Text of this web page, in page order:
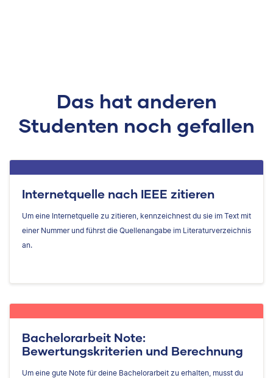
Das hat anderen
Studenten noch gefallen
Internetquelle nach IEEE zitieren
Um eine Internetquelle zu zitieren, kennzeichnest du sie im Text mit
einer Nummer und führst die Quellenangabe im Literaturverzeichnis
an.
Bachelorarbeit Note:
Bewertungskriterien und Berechnung
Um eine gute Note für deine Bachelorarbeit zu erhalten, musst du